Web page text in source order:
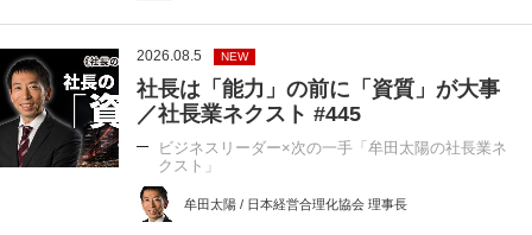
2026.08.5 NEW
社長は「能力」の前に「資質」が大事
／社長業ネクスト #445
ビジネスリーダー×次の一手「牟田太陽の社長業ネ
クスト」
牟田太陽 / 日本経営合理化協会 理事長